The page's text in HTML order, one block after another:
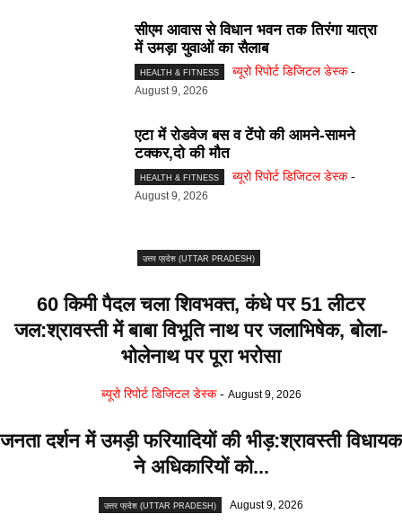
सीएम आवास से विधान भवन तक तिरंगा यात्रा
में उमड़ा युवाओं का सैलाब
HEALTH & FITNESS ब्यूरो रिपोर्ट डिजिटल डेस्क -
August 9, 2026
एटा में रोडवेज बस व टेंपो की आमने-सामने
टक्कर,दो की मौत
HEALTH & FITNESS ब्यूरो रिपोर्ट डिजिटल डेस्क -
August 9, 2026
उत्तर प्रदेश (UTTAR PRADESH)
60 किमी पैदल चला शिवभक्त, कंधे पर 51 लीटर
जल:श्रावस्ती में बाबा विभूति नाथ पर जलाभिषेक, बोला-
भोलेनाथ पर पूरा भरोसा
ब्यूरो रिपोर्ट डिजिटल डेस्क - August 9, 2026
जनता दर्शन में उमड़ी फरियादियों की भीड़:श्रावस्ती विधायक
ने अधिकारियों को...
उत्तर प्रदेश (UTTAR PRADESH) August 9, 2026